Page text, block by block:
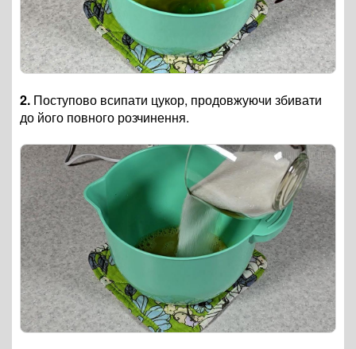
2. Поступово всипати цукор, продовжуючи збивати
до його повного розчинення.